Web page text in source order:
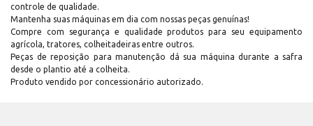
controle de qualidade.
Mantenha suas máquinas em dia com nossas peças genuínas!
Compre com segurança e qualidade produtos para seu equipamento
agrícola, tratores, colheitadeiras entre outros.
Peças de reposição para manutenção dá sua máquina durante a safra
desde o plantio até a colheita.
Produto vendido por concessionário autorizado.